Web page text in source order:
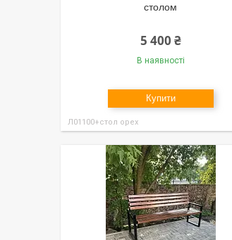
столом
5 400 ₴
В наявності
Купити
Л01100+стол орех